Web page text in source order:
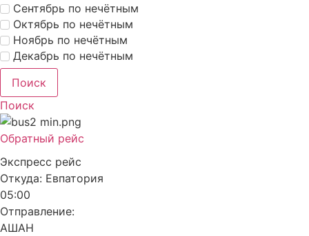
Сентябрь по нечётным
Октябрь по нечётным
Ноябрь по нечётным
Декабрь по нечётным
Поиск
Поиск
Обратный рейс
Экспресс рейс
Откуда: Евпатория
05:00
Отправление:
АШАН